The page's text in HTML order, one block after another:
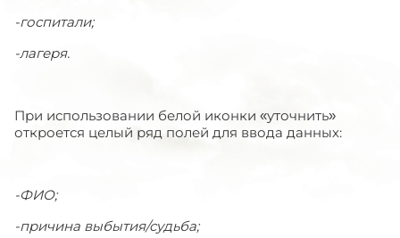
-госпитали;
-лагеря.
При использовании белой иконки «уточнить»
откроется целый ряд полей для ввода данных:
-ФИО;
-причина выбытия/судьба;